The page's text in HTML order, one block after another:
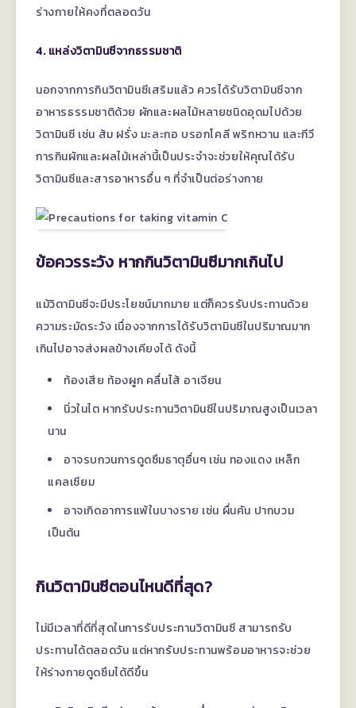
ร่างกายให้คงที่ตลอดวัน
4. แหล่งวิตามินซีจากธรรมชาติ
นอกจากการกินวิตามินซีเสริมแล้ว ควรได้รับวิตามินซีจาก
อาหารธรรมชาติด้วย ผักและผลไม้หลายชนิดอุดมไปด้วย
วิตามินซี เช่น ส้ม ฝรั่ง มะละกอ บรอกโคลี พริกหวาน และกีวี
การกินผักและผลไม้เหล่านี้เป็นประจำจะช่วยให้คุณได้รับ
วิตามินซีและสารอาหารอื่น ๆ ที่จำเป็นต่อร่างกาย
ข้อควรระวัง หากกินวิตามินซีมากเกินไป
แม้วิตามินซีจะมีประโยชน์มากมาย แต่ก็ควรรับประทานด้วย
ความระมัดระวัง เนื่องจากการได้รับวิตามินซีในปริมาณมาก
เกินไปอาจส่งผลข้างเคียงได้ ดังนี้
ท้องเสีย ท้องผูก คลื่นไส้ อาเจียน
นิ่วในไต หากรับประทานวิตามินซีในปริมาณสูงเป็นเวลา
นาน
อาจรบกวนการดูดซึมธาตุอื่นๆ เช่น ทองแดง เหล็ก
แคลเซียม
อาจเกิดอาการแพ้ในบางราย เช่น ผื่นคัน ปากบวม
เป็นต้น
กินวิตามินซีตอนไหนดีที่สุด?
ไม่มีเวลาที่ดีที่สุดในการรับประทานวิตามินซี สามารถรับ
ประทานได้ตลอดวัน แต่หากรับประทานพร้อมอาหารจะช่วย
ให้ร่างกายดูดซึมได้ดีขึ้น